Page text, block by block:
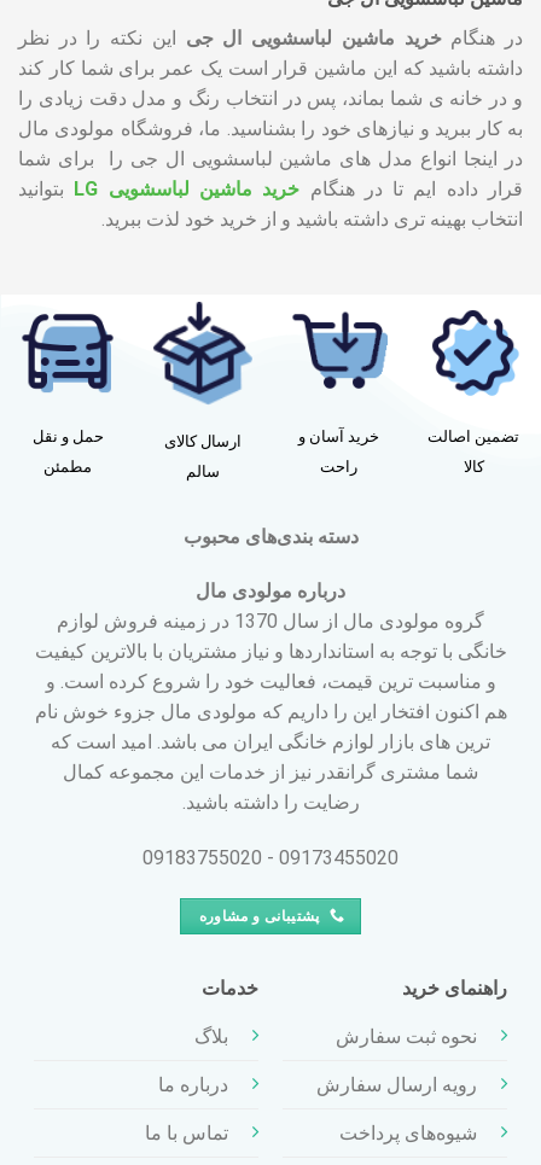
در هنگامخرید ماشین لباسشویی ال جی این نکته را در نظر
داشته باشید که این ماشین قرار است یک عمر برای شما کار کند
و در خانه ی شما بماند، پس در انتخاب رنگ و مدل دقت زیادی را
به کار ببرید و نیازهای خود را بشناسید. ما، فروشگاه مولودی مال
در اینجا انواع مدل های ماشین لباسشویی ال جی را برای شما
قرار داده ایم تا در هنگام خرید ماشین لباسشویی LG
بتوانید
انتخاب بهینه تری داشته باشید و از خرید خود لذت ببرید.
تضمین اصالت
کالا
خرید آسان و
راحت
ارسال کالای
سالم
حمل و نقل
مطمئن
دسته بندی‌های محبوب
درباره مولودی مال
گروه مولودی مال از سال 1370 در زمینه فروش لوازم
خانگی با توجه به استانداردها و نیاز مشتریان با بالاترین کیفیت
و مناسبت ترین قیمت، فعالیت خود را شروع کرده است. و
هم اکنون افتخار این را داریم که مولودی مال جزوء خوش نام
ترین های بازار لوازم خانگی ایران می باشد. امید است که
شما مشتری گرانقدر نیز از خدمات این مجموعه کمال
رضایت را داشته باشید.
09173455020 - 09183755020
پشتیبانی و مشاوره
راهنمای خرید
نحوه ثبت سفارش
رویه ارسال سفارش
شیوه‌های پرداخت
خدمات
بلاگ
درباره ما
تماس با ما